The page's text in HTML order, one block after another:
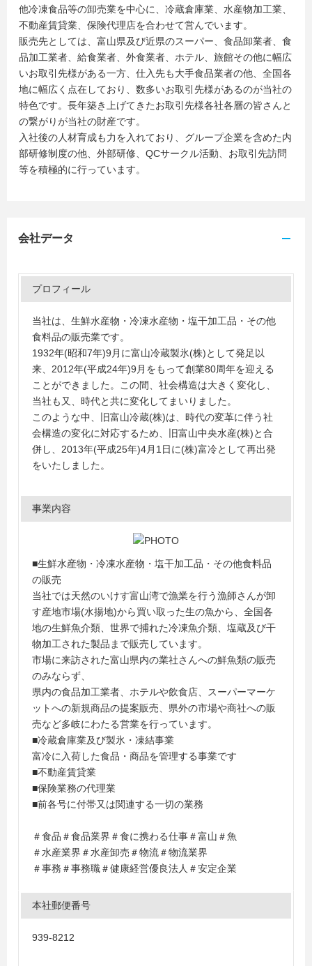
他冷凍食品等の卸売業を中心に、冷蔵倉庫業、水産物加工業、
不動産賃貸業、保険代理店を合わせて営んでいます。
販売先としては、富山県及び近県のスーパー、食品卸業者、食
品加工業者、給食業者、外食業者、ホテル、旅館その他に幅広
いお取引先様がある一方、仕入先も大手食品業者の他、全国各
地に幅広く点在しており、数多いお取引先様があるのが当社の
特色です。長年築き上げてきたお取引先様各社各層の皆さんと
の繋がりが当社の財産です。
入社後の人材育成も力を入れており、グループ企業を含めた内
部研修制度の他、外部研修、QCサークル活動、お取引先訪問
等を積極的に行っています。
会社データ
プロフィール
当社は、生鮮水産物・冷凍水産物・塩干加工品・その他
食料品の販売業です。
1932年(昭和7年)9月に富山冷蔵製氷(株)として発足以
来、2012年(平成24年)9月をもって創業80周年を迎える
ことができました。この間、社会構造は大きく変化し、
当社も又、時代と共に変化してまいりました。
このような中、旧富山冷蔵(株)は、時代の変革に伴う社
会構造の変化に対応するため、旧富山中央水産(株)と合
併し、2013年(平成25年)4月1日に(株)富冷として再出発
をいたしました。
事業内容
■生鮮水産物・冷凍水産物・塩干加工品・その他食料品
の販売
当社では天然のいけす富山湾で漁業を行う漁師さんが卸
す産地市場(水揚地)から買い取った生の魚から、全国各
地の生鮮魚介類、世界で捕れた冷凍魚介類、塩蔵及び干
物加工された製品まで販売しています。
市場に来訪された富山県内の業社さんへの鮮魚類の販売
のみならず、
県内の食品加工業者、ホテルや飲食店、スーパーマーケ
ットへの新規商品の提案販売、県外の市場や商社への販
売など多岐にわたる営業を行っています。
■冷蔵倉庫業及び製氷・凍結事業
富冷に入荷した食品・商品を管理する事業です
■不動産賃貸業
■保険業務の代理業
■前各号に付帯又は関連する一切の業務
＃食品＃食品業界＃食に携わる仕事＃富山＃魚
＃水産業界＃水産卸売＃物流＃物流業界
＃事務＃事務職＃健康経営優良法人＃安定企業
本社郵便番号
939-8212